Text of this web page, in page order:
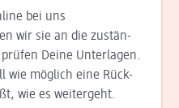
bei uns
wir sie an die zu­stän­
Deine Unterlagen.
wie möglich eine Rück­
wie es weitergeht.